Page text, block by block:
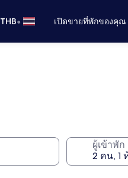
THB• เปิดขายที่พักของคุณ
ผู้เข้าพัก